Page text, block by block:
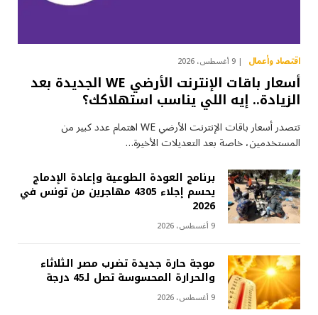
اقتصاد وأعمال 9 أغسطس، 2026
أسعار باقات الإنترنت الأرضي WE الجديدة بعد
الزيادة.. إيه اللي يناسب استهلاكك؟
تتصدر أسعار باقات الإنترنت الأرضي WE اهتمام عدد كبير من
المستخدمين، خاصة بعد التعديلات الأخيرة…
برنامج العودة الطوعية وإعادة الإدماج
يحسم إجلاء 4305 مهاجرين من تونس في
2026
9 أغسطس، 2026
موجة حارة جديدة تضرب مصر الثلاثاء
والحرارة المحسوسة تصل لـ45 درجة
9 أغسطس، 2026